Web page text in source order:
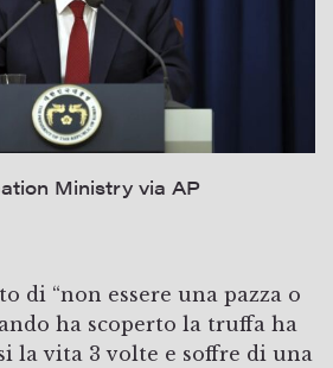
Ministry via AP
di “non essere una pazza o
ha scoperto la truffa ha
la vita 3 volte e soffre di una